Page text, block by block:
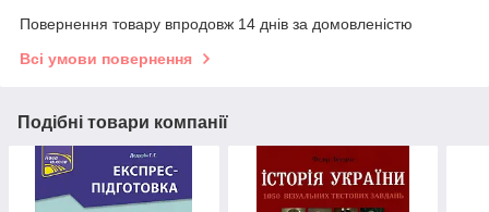
Повернення товару впродовж 14 днів за домовленістю
Всі умови повернення
Подібні товари компанії